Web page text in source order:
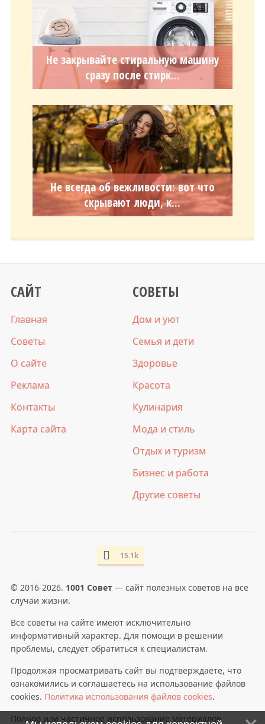
Не закрывайте стиральную машину
сразу после стирк...
Не всегда об вежливости: вот что
скрывают люди, к...
САЙТ
Главная
Советы
О сайте
Реклама
Контакты
Карта сайта
СОВЕТЫ
Дом и уют
Семья и дети
Здоровье
Красота
Кулинария
Мода и стиль
Отдых и туризм
Бизнес и работа
Другие советы
15.1k
© 2016-2026. 1001 Совет— сайт полезных советов на все
случаи жизни.
Все советы на сайте имеют исключительно
информативный характер. Для помощи в решении
проблемы, следует обратиться к специалистам.
Продолжая просматривать сайт вы подтверждаете, что
ознакомились и соглашаетесь на использование файлов
cookies. Политика использования файлов cookies.
Полное или частичное использование материалов